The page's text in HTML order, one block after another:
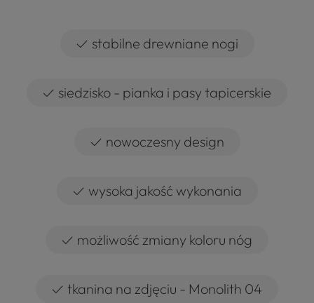
✓ stabilne drewniane nogi
✓ siedzisko - pianka i pasy tapicerskie
✓ nowoczesny design
✓ wysoka jakość wykonania
✓ możliwość zmiany koloru nóg
✓ tkanina na zdjęciu - Monolith 04